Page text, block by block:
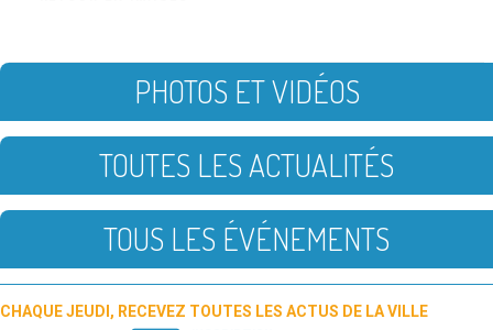
PHOTOS ET VIDÉOS
TOUTES LES ACTUALITÉS
TOUS LES ÉVÉNEMENTS
CHAQUE JEUDI, RECEVEZ TOUTES LES ACTUS DE LA VILLE